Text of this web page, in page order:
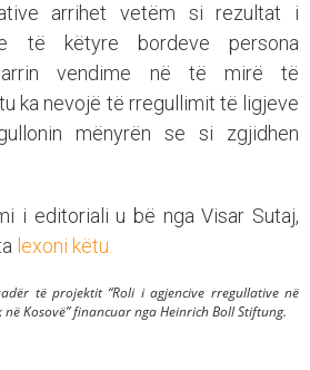
arrihet vetëm si rezultat i
të këtyre bordeve persona
vendime në të mirë të
ka nevojë të rregullimit të ligjeve
mënyrën se si zgjidhen
i editoriali u bë nga Visar Sutaj,
lexoni këtu.
të projektit “Roli i agjencive rregullative në
Kosovë” financuar nga Heinrich Boll Stiftung.